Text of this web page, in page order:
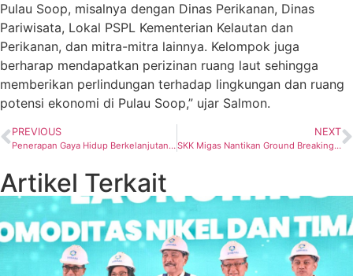
Pulau Soop, misalnya dengan Dinas Perikanan, Dinas
Pariwisata, Lokal PSPL Kementerian Kelautan dan
Perikanan, dan mitra-mitra lainnya. Kelompok juga
berharap mendapatkan perizinan ruang laut sehingga
memberikan perlindungan terhadap lingkungan dan ruang
potensi ekonomi di Pulau Soop,” ujar Salmon.
PREVIOUS
Penerapan Gaya Hidup Berkelanjutan di PLN Dapat Respons Positif Berbagai Kalangan
NEXT
SKK Migas Nantikan Ground Breaking Proyek Indosino di Lapangan Karamba
Artikel Terkait